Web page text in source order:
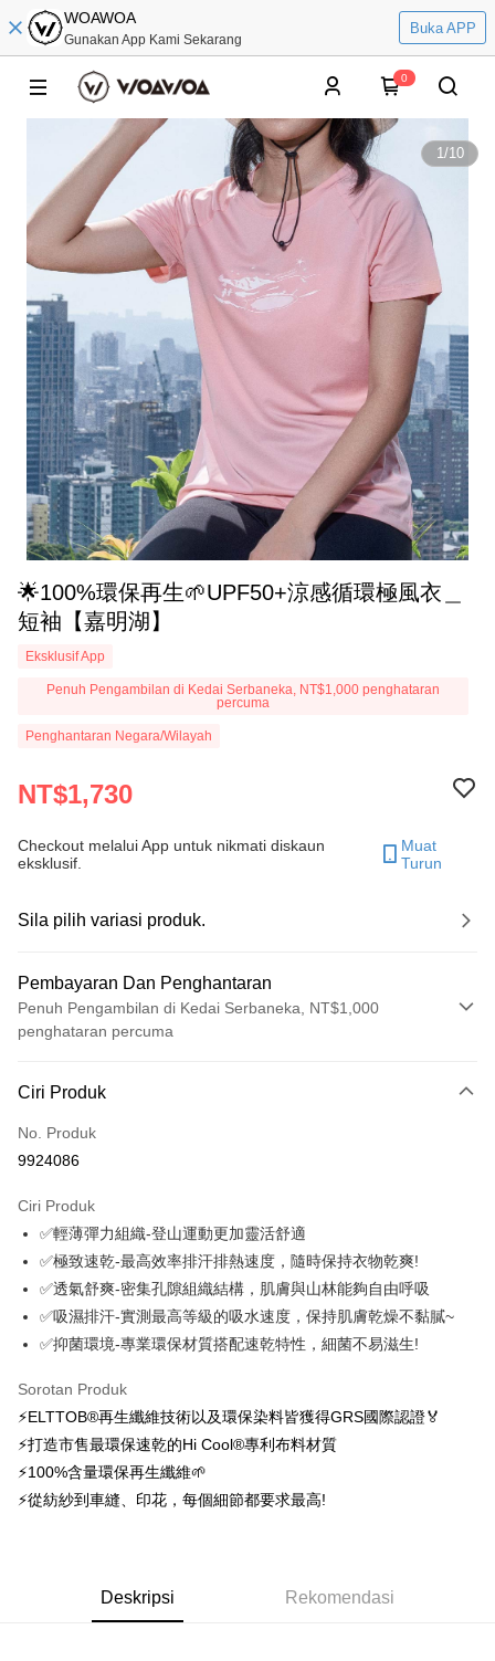
WOAWOA
Gunakan App Kami Sekarang
Buka APP
0
1/10
🌟100%環保再生🌱UPF50+涼感循環極風衣＿
短袖【嘉明湖】
Eksklusif App
Penuh Pengambilan di Kedai Serbaneka, NT$1,000 penghataran
percuma
Penghantaran Negara/Wilayah
NT$1,730
Checkout melalui App untuk nikmati diskaun
eksklusif.
Muat
Turun
Sila pilih variasi produk.
Pembayaran Dan Penghantaran
Penuh Pengambilan di Kedai Serbaneka, NT$1,000
penghataran percuma
Kad Kredit (Bayaran Penuh)
Ansuran Kad Kredit
Taiwan Cooperative Bank
Hua Nan Commercial
Bank
Chang Hwa Commercial
Bank
The Shanghai
Commercial & Savings
Bank
Bank Komersial Taipei
Fubon
Bank Cathay United
Mega International
Taiwan Business Bank
Bank
HSBC Bank (Taiwan)
Limited
Hwatai Bank
Union Bank of Taiwan
Far Eastern International
Taishin
6 ansuran pada kadar faedah 0,
ansuran
Taiwan Cooperative Bank
Bank Komersial Pertama
Hua Nan Commercial Bank
Chang Hwa Commercial Bank
The Shanghai Commercial &
Savings Bank
Bank Komersial Taipei Fubon
Taiwan Business Bank
Taichung Commercial Bank
HSBC Bank (Taiwan) Limited
Hwatai Bank
Far Eastern International Bank
Yuanta Commercial Bank
Bank Komersial E.SUN
DBS Bank
12 ansuran pada kadar faedah 0, NT$144setiap ansuran
21 Bank
Hua Nan Commercial
Bank
Chang Hwa Commercial
Bank
Commercial & Savings
Bank
Bank Cathay United
Mega International
Taiwan Business Bank
Taichung Commercial
24 ansuran pada kadar faedah 0,NT$72setiap
ansuran
20 Bank
Hua Nan Commercial Bank
The Shanghai Commercial &
Savings Bank
Bank Komersial Taipei Fubon
Mega International Commercial
Bank
Taiwan Business Bank
Taichung Commercial Bank
HSBC Bank (Taiwan) Limited
DBS Bank
Bank Antarabangsa Taishin
Bank CTBC
LINE Pay
Apple Pay
Easy Wallet
Perkhidmatan ini disediakan oleh Taiwan Mobile dan tersedia untuk
Ciri Produk
No. Produk
9924086
Ciri Produk
✅輕薄彈力組織-登山運動更加靈活舒適
✅極致速乾-最高效率排汗排熱速度，隨時保持衣物乾爽!
✅透氣舒爽-密集孔隙組織結構，肌膚與山林能夠自由呼吸
✅吸濕排汗-實測最高等級的吸水速度，保持肌膚乾燥不黏膩~
✅抑菌環境-專業環保材質搭配速乾特性，細菌不易滋生!
Sorotan Produk
⚡ELTTOB®再生纖維技術以及環保染料皆獲得GRS國際認證🏅
⚡打造市售最環保速乾的Hi Cool®專利布料材質
⚡100%含量環保再生纖維🌱
⚡從紡紗到車縫、印花，每個細節都要求最高!
Deskripsi Rekomendasi